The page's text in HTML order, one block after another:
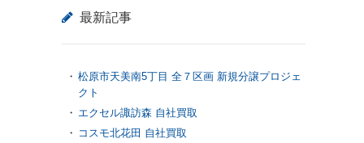
最新記事
松原市天美南5丁目 全７区画 新規分譲プロジェ
クト
エクセル諏訪森 自社買取
コスモ北花田 自社買取